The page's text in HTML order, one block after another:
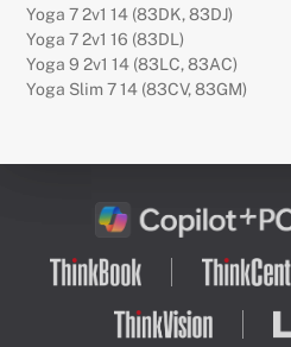
Yoga 7 2v1 14 (83DK, 83DJ)
Yoga 7 2v1 16 (83DL)
Yoga 9 2v1 14 (83LC, 83AC)
Yoga Slim 7 14 (83CV, 83GM)